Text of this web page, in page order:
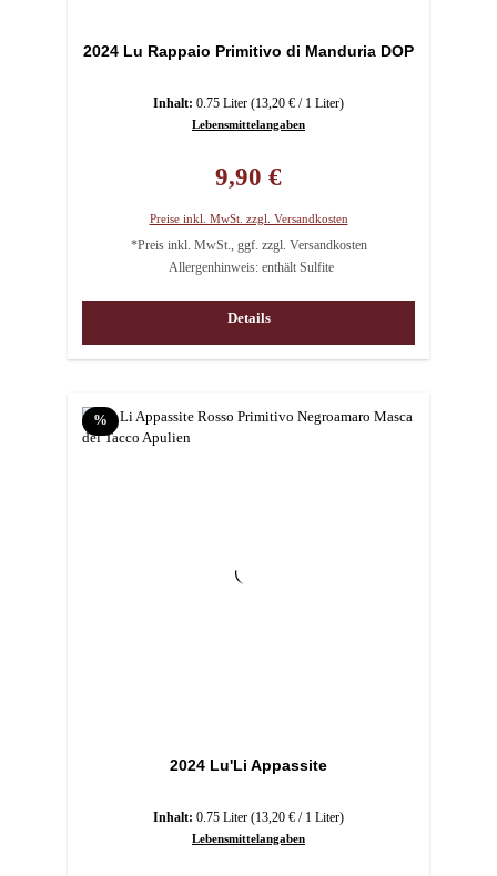
2024 Lu Rappaio Primitivo di Manduria DOP
Inhalt: 0.75 Liter (13,20 € / 1 Liter)
Lebensmittelangaben
9,90 €
Preise inkl. MwSt. zzgl. Versandkosten
*Preis inkl. MwSt., ggf. zzgl. Versandkosten
Allergenhinweis: enthält Sulfite
Details
%Rabatt
2024 Lu'Li Appassite
Inhalt: 0.75 Liter (13,20 € / 1 Liter)
Lebensmittelangaben